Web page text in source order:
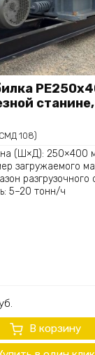
108)
(Ш×Д): 250×400
загружаемого
5–20 тонн/ч
В корзину